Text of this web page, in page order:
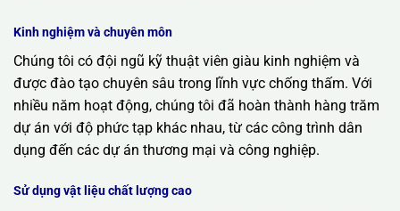
Kinh nghiệm và chuyên môn
Chúng tôi có đội ngũ kỹ thuật viên giàu kinh nghiệm và
được đào tạo chuyên sâu trong lĩnh vực chống thấm. Với
nhiều năm hoạt động, chúng tôi đã hoàn thành hàng trăm
dự án với độ phức tạp khác nhau, từ các công trình dân
dụng đến các dự án thương mại và công nghiệp.
Sử dụng vật liệu chất lượng cao